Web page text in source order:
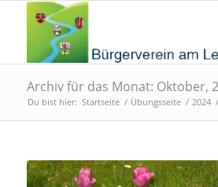
Archiv für das Monat: Oktober,
Du bist hier: Startseite / Übungsseite / 2024 /